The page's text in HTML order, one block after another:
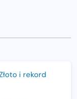
i rekord